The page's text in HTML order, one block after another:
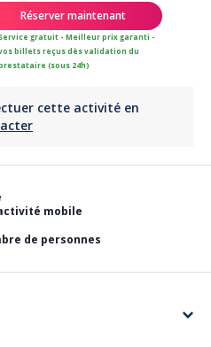
Réserver maintenant
Service gratuit - Meilleur prix garanti -
billets reçus dès validation du
(sous 24h)
cette activité en
mobile
de personnes